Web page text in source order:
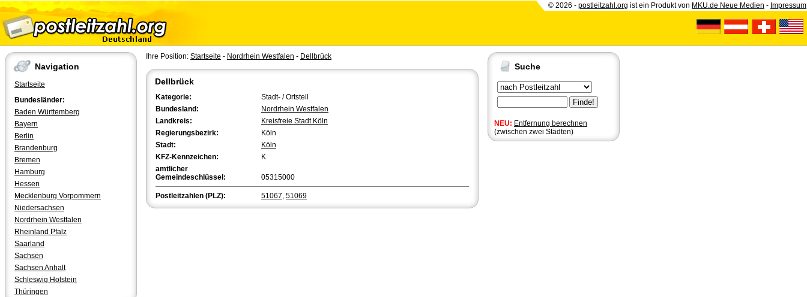
© 2026 - postleitzahl.org ist ein Produkt von MKU.de Neue Medien - Impressum
Navigation
Startseite
Bundesländer:
Baden Württemberg
Bayern
Berlin
Brandenburg
Bremen
Hamburg
Hessen
Mecklenburg Vorpommern
Niedersachsen
Nordrhein Westfalen
Rheinland Pfalz
Saarland
Sachsen
Sachsen Anhalt
Schleswig Holstein
Thüringen
Suche
NEU: Entfernung berechnen
(zwischen zwei Städten)
Ihre Position: Startseite - Nordrhein Westfalen - Dellbrück
Dellbrück
Kategorie:
Stadt- / Ortsteil
Bundesland:
Nordrhein Westfalen
Landkreis:
Kreisfreie Stadt Köln
Regierungsbezirk:
Köln
Stadt:
Köln
KFZ-Kennzeichen:
K
amtlicher
Gemeindeschlüssel:
05315000
Postleitzahlen (PLZ): 51067, 51069